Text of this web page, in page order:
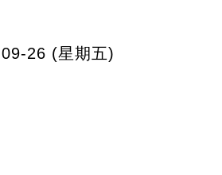
26 (星期五)